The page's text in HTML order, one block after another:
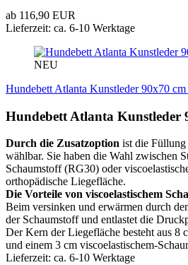
ab 116,90 EUR
Lieferzeit: ca. 6-10 Werktage
NEU
Hundebett Atlanta Kunstleder 90x70 cm
Hundebett Atlanta Kunstleder
Durch die Zusatzoption ist die
wählbar. Sie haben die Wahl zwischen
Schaumstoff (RG30) oder
orthopädische Liegefläche.
Die Vorteile von viscoelastischem
Beim versinken und erwärmen durch
der Schaumstoff und entlastet die
Der Kern der Liegefläche besteht aus 8
und einem 3 cm viscoelastischem-
Lieferzeit: ca. 6-10 Werktage